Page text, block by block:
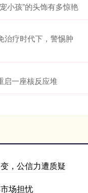
小孩”的头饰有多惊艳
治疗时代下，警惕肿
启一座核反应堆
，公信力遭质疑
场担忧